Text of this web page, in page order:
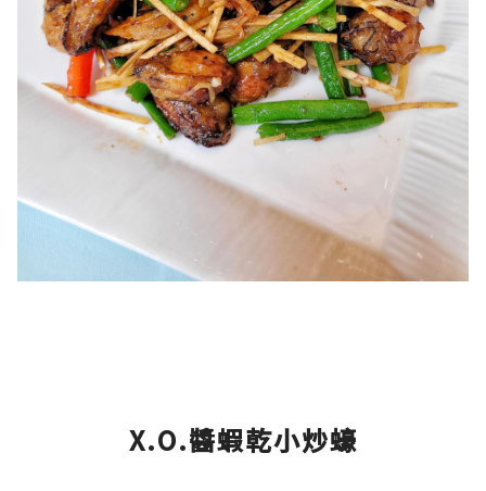
X.O.醬蝦乾小炒蠔